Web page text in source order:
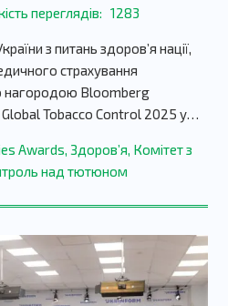
переглядів: 1283
з питань здоров’я нації,
страхування
нагородою Bloomberg
Tobacco Control 2025 у…
Awards, Здоров’я, Комітет з
над тютюном